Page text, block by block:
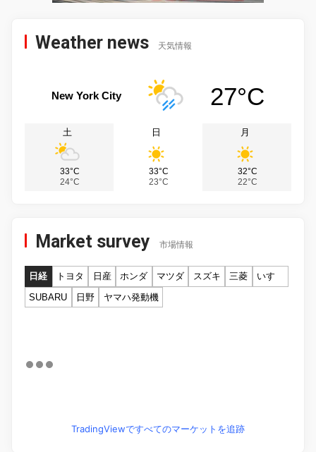
Weather news 天気情報
New York City 27°C
土
33°C
24°C
日
33°C
23°C
月
32°C
22°C
Market survey 市場情報
日経 トヨタ 日産 ホンダ マツダ スズキ 三菱
いすゞ
SUBARU
日野 ヤマハ発動機
TradingViewですべてのマーケットを追跡